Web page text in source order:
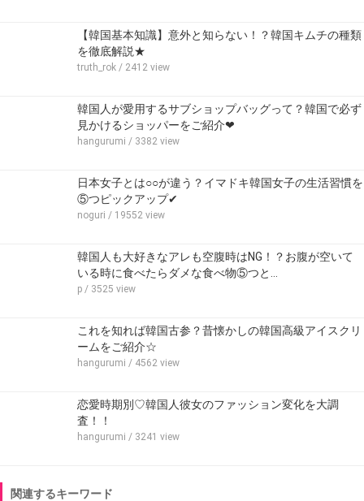
【韓国基本知識】意外と知らない！？韓国キムチの種類
を徹底解説★
truth_rok / 2412 view
韓国人が愛用するサブショップバッグって？韓国で必ず
見かけるショッパーをご紹介❤
hangurumi / 3382 view
日本女子とは○○が違う？イマドキ韓国女子の生活習慣を
⑤つピックアップ✔
noguri / 19552 view
韓国人も大好きなアレも空腹時はNG！？お腹が空いて
いる時に食べたらダメな食べ物⑤つと…
p / 3525 view
これを知れば韓国古参？昔懐かしの韓国高級アイスクリ
ームをご紹介☆
hangurumi / 4562 view
恋愛時期別♡韓国人彼女のファッション変化を大調
査！！
hangurumi / 3241 view
関連するキーワード